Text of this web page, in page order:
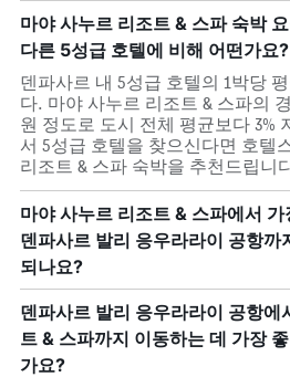
마야 사누르 리조트 & 스파 숙박
다른 5성급 호텔에 비해 어떤가요?
덴파사르 내 5성급 호텔의 1박당
다. 마야 사누르 리조트 & 스파의
원 정도로 도시 전체 평균보다 3%
서 5성급 호텔을 찾으신다면 호텔
리조트 & 스파 숙박을 추천드립니
마야 사누르 리조트 & 스파에서
덴파사르 발리 응우라라이 공항까
되나요?
덴파사르 발리 응우라라이 공항에
트 & 스파까지 이동하는 데 가장
가요?